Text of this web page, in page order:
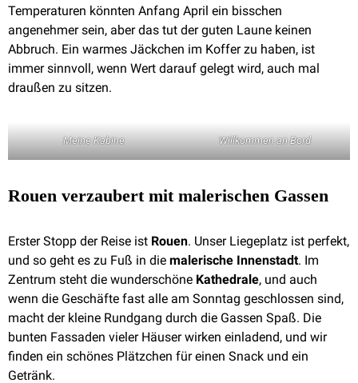
Temperaturen könnten Anfang April ein bisschen
angenehmer sein, aber das tut der guten Laune keinen
Abbruch. Ein warmes Jäckchen im Koffer zu haben, ist
immer sinnvoll, wenn Wert darauf gelegt wird, auch mal
draußen zu sitzen.
Meine Kabine Willkommen an Bord
Rouen verzaubert mit malerischen Gassen
Erster Stopp der Reise ist Rouen. Unser Liegeplatz ist perfekt,
und so geht es zu Fuß in die malerische Innenstadt. Im
Zentrum steht die wunderschöne Kathedrale, und auch
wenn die Geschäfte fast alle am Sonntag geschlossen sind,
macht der kleine Rundgang durch die Gassen Spaß. Die
bunten Fassaden vieler Häuser wirken einladend, und wir
finden ein schönes Plätzchen für einen Snack und ein
Getränk.